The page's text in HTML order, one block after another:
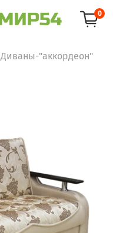
0
Диваны-"аккордеон"